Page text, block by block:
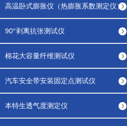
高温卧式膨胀仪（热膨胀系数测定仪）
90°剥离抗张测试仪
棉花大容量纤维测试仪
汽车安全带安装固定点测试仪
本特生透气度测定仪